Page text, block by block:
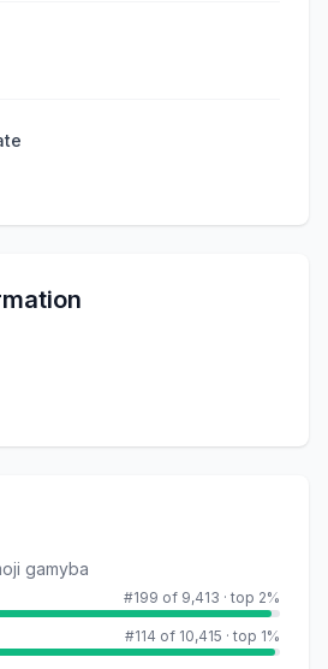
gamyba
#199 of 9,413 · top 2%
#114 of 10,415 · top 1%